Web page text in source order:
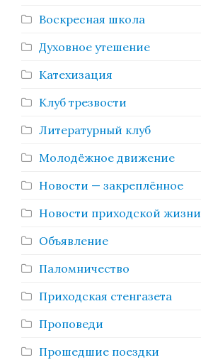
Воскресная школа
Духовное утешение
Катехизация
Клуб трезвости
Литературный клуб
Молодёжное движение
Новости — закреплённое
Новости приходской жизни
Объявление
Паломничество
Приходская стенгазета
Проповеди
Прошедшие поездки